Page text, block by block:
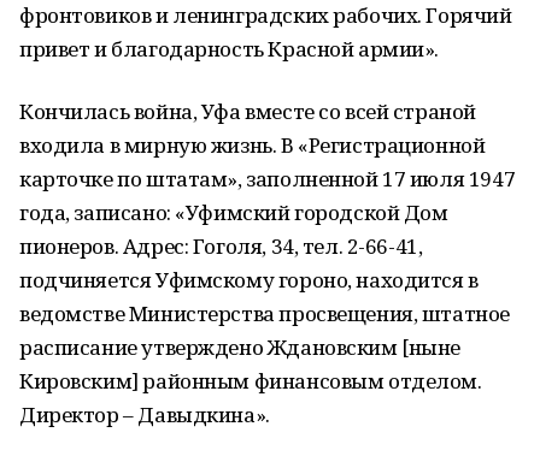
фронтовиков и ленинградских рабочих. Горячий
привет и благодарность Красной армии».
Кончилась война, Уфа вместе со всей страной
входила в мирную жизнь. В «Регистрационной
карточке по штатам», заполненной 17 июля 1947
года, записано: «Уфимский городской Дом
пионеров. Адрес: Гоголя, 34, тел. 2-66-41,
подчиняется Уфимскому гороно, находится в
ведомстве Министерства просвещения, штатное
расписание утверждено Ждановским [ныне
Кировским] районным финансовым отделом.
Директор – Давыдкина».